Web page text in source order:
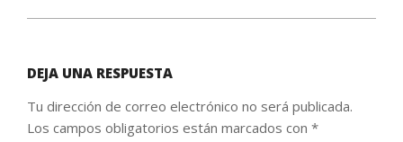
DEJA UNA RESPUESTA
Tu dirección de correo electrónico no será publicada.
Los campos obligatorios están marcados con *